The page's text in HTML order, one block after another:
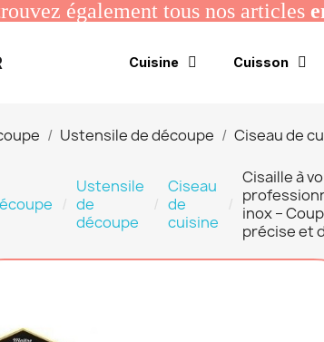
également tous nos articles
Cuisine Cuisson
Ustensile de découpe Ciseau de
Ustensile
de
découpe
Ciseau
de
cuisine
Cisaille à
inox –
précise et